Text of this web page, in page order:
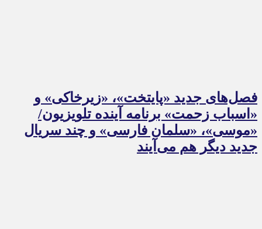
فصل‌های جدید «پایتخت»، «زیرخاکی» و
«اسباب زحمت» برنامه آینده تلویزیون/
«موسی»، «سلمان فارسی» و چند سریال
جدید دیگر هم می‌آیند